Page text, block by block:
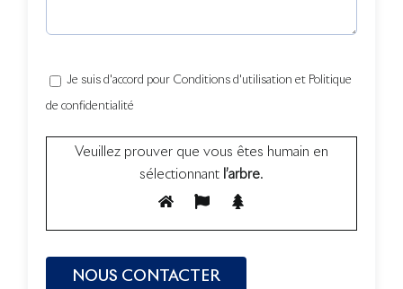
Je suis d'accord pour Conditions d'utilisation et Politique
de confidentialité
Veuillez prouver que vous êtes humain en
sélectionnant l’arbre.